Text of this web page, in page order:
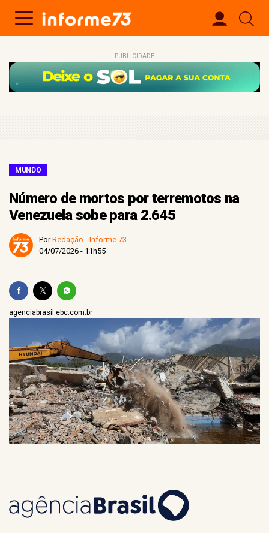
PUBLICIDADE
MUNDO
Número de mortos por terremotos na
Venezuela sobe para 2.645
PorRedação - Informe 73
04/07/2026 - 11h55
agenciabrasil.ebc.com.br